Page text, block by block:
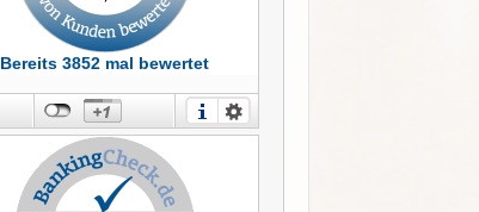
Bereits 3852 mal bewertet